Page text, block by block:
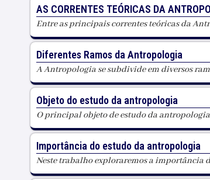
AS CORRENTES TEÓRICAS DA
Entre as principais correntes teóricas da
Diferentes Ramos da Antropologia
A Antropologia se subdivide em diversos
Objeto do estudo da antropologia
O principal objeto de estudo da
Importância do estudo da antropologia
Neste trabalho exploraremos a importância